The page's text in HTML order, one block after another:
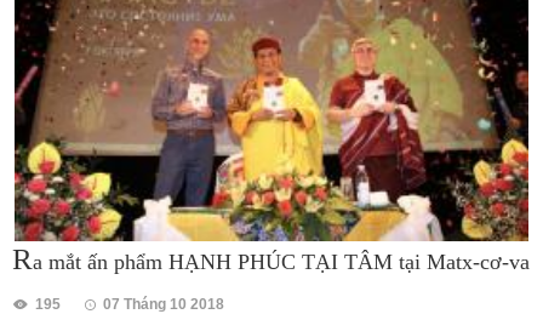
Ra mắt ấn phẩm HẠNH PHÚC TẠI TÂM tại Matx-cơ-va
195 07 Tháng 10 2018